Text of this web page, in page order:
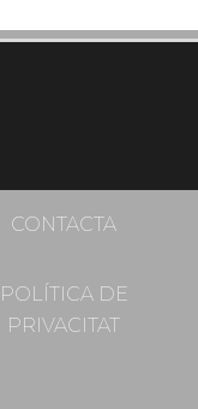
CONTACTA
POLÍTICA DE
PRIVACITAT